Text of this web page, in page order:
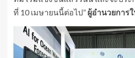
ที่ 10 เมษายนนี้ต่อไป” ผู้อำนวยการ